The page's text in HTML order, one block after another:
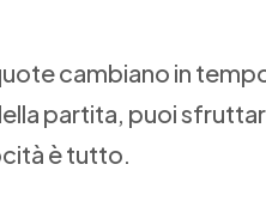
cambiano in
partita, puoi
è tutto.